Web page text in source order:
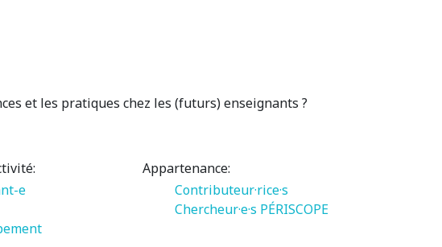
et les pratiques chez les (futurs) enseignants ?
e
Appartenance:
Contributeur·rice·s
Chercheur·e·s PÉRISCOPE